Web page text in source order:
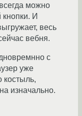
можно
И
весь
вебня.
с
уже
костыль,
изначально.